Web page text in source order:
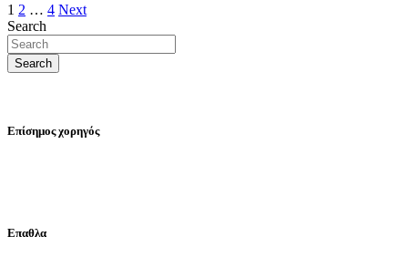
1 2 … 4 Next
Search
Search
Επίσημος χορηγός
Επαθλα